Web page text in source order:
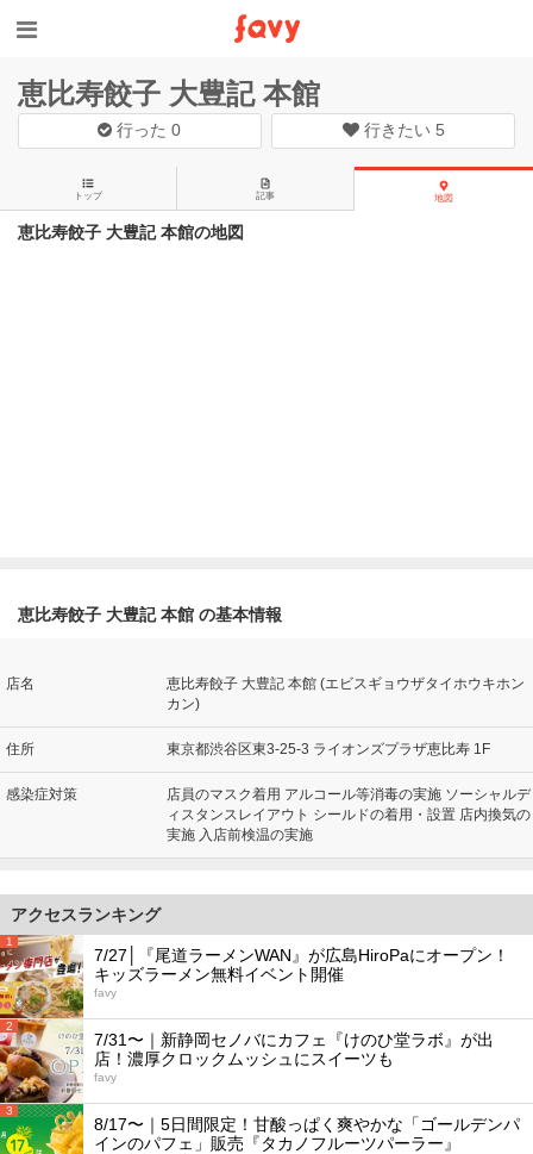
恵比寿餃子 大豊記 本館
行った0 行きたい 5
トップ 記事 地図
恵比寿餃子 大豊記 本館の地図
恵比寿餃子 大豊記 本館 の基本情報
店名
恵比寿餃子 大豊記 本館 (エビスギョウザタイホウキホン
カン)
住所 東京都渋谷区東3-25-3 ライオンズプラザ恵比寿 1F
感染症対策
店員のマスク着用 アルコール等消毒の実施 ソーシャルデ
ィスタンスレイアウト シールドの着用・設置 店内換気の
実施 入店前検温の実施
アクセスランキング
1
7/27│『尾道ラーメンWAN』が広島HiroPaにオープン！
キッズラーメン無料イベント開催
favy
2
7/31〜｜新静岡セノバにカフェ『けのひ堂ラボ』が出
店！濃厚クロックムッシュにスイーツも
favy
3
8/17〜｜5日間限定！甘酸っぱく爽やかな「ゴールデンパ
インのパフェ」販売『タカノフルーツパーラー』